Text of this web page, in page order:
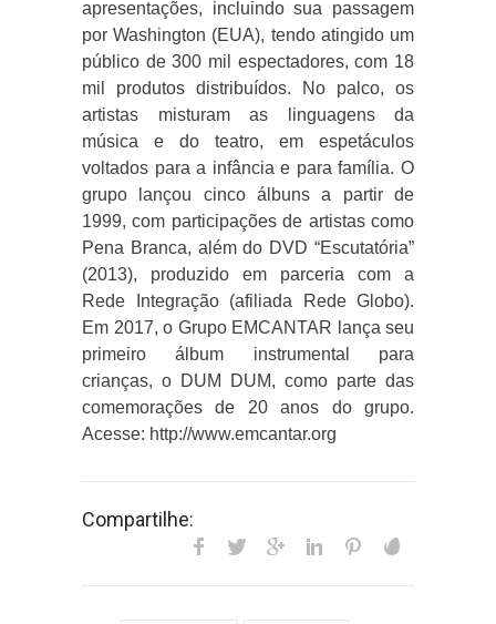
apresentações, incluindo sua passagem
por Washington (EUA), tendo atingido um
público de 300 mil espectadores, com 18
mil produtos distribuídos. No palco, os
artistas misturam as linguagens da
música e do teatro, em espetáculos
voltados para a infância e para família. O
grupo lançou cinco álbuns a partir de
1999, com participações de artistas como
Pena Branca, além do DVD “Escutatória”
(2013), produzido em parceria com a
Rede Integração (afiliada Rede Globo).
Em 2017, o Grupo EMCANTAR lança seu
primeiro álbum instrumental para
crianças, o DUM DUM, como parte das
comemorações de 20 anos do grupo.
Acesse: http://www.emcantar.org
Compartilhe: